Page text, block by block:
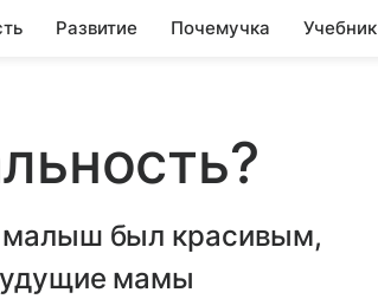
Развитие Почемучка Учебник
малыш был красивым,
мамы